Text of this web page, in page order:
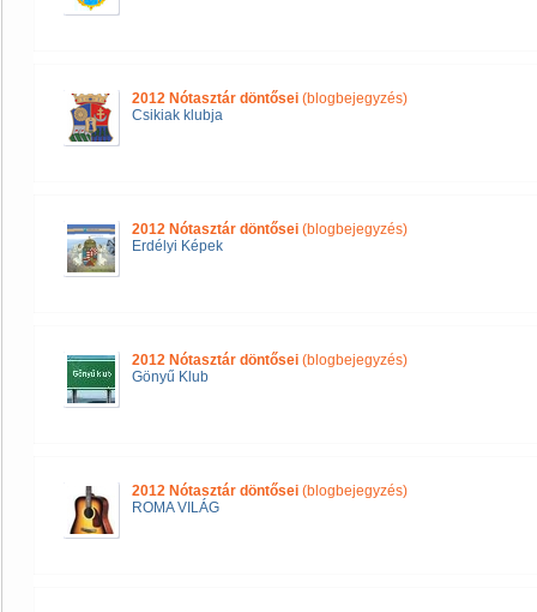
2012 Nótasztár döntősei (blogbejegyzés)
Csikiak klubja
2012 Nótasztár döntősei (blogbejegyzés)
Erdélyi Képek
2012 Nótasztár döntősei (blogbejegyzés)
Gönyű Klub
2012 Nótasztár döntősei (blogbejegyzés)
ROMA VILÁG